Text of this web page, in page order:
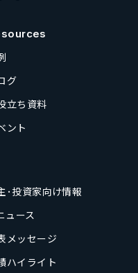
グ
立ち資料
ント
･投資家向け情報
ュース
メッセージ
ハイライト